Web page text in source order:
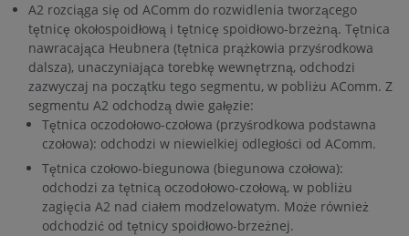
A2 rozciąga się od AComm do rozwidlenia tworzącego
tętnicę okołospoidłową i tętnicę spoidłowo-brzeżną. Tętnica
nawracająca Heubnera (tętnica prążkowia przyśrodkowa
dalsza), unaczyniająca torebkę wewnętrzną, odchodzi
zazwyczaj na początku tego segmentu, w pobliżu AComm. Z
segmentu A2 odchodzą dwie gałęzie:
Tętnica oczodołowo-czołowa (przyśrodkowa podstawna
czołowa): odchodzi w niewielkiej odległości od AComm.
Tętnica czołowo-biegunowa (biegunowa czołowa):
odchodzi za tętnicą oczodołowo-czołową, w pobliżu
zagięcia A2 nad ciałem modzelowatym. Może również
odchodzić od tętnicy spoidłowo-brzeżnej.